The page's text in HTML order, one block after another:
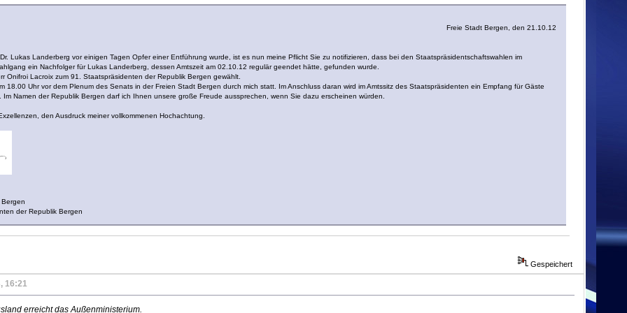
Freie Stadt Bergen, den 21.10.12
Lukas Landerberg vor einigen Tagen Opfer einer Entführung wurde, ist es nun meine Pflicht Sie zu notifizieren, dass bei den Staatspräsidentschaftswahlen im
ein Nachfolger für Lukas Landerberg, dessen Amtszeit am 02.10.12 regulär geendet hätte, gefunden wurde.
Onifroi Lacroix zum 91. Staatspräsidenten der Republik Bergen gewählt.
18.00 Uhr vor dem Plenum des Senats in der Freien Stadt Bergen durch mich statt. Im Anschluss daran wird im Amtssitz des Staatspräsidenten ein Empfang für Gäste
Namen der Republik Bergen darf ich Ihnen unsere große Freude aussprechen, wenn Sie dazu erscheinen würden.
den Ausdruck meiner vollkommenen Hochachtung.
der Republik Bergen
Gespeichert
16:21
erreicht das Außenministerium.